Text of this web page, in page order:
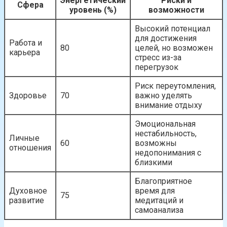
Сфера
уровень (%)
возможности
Работа и
карьера
80
Высокий потенциал
для достижения
целей, но возможен
стресс из-за
перегрузок
Здоровье 70
Риск переутомления,
важно уделять
внимание отдыху
Личные
отношения
60
Эмоциональная
нестабильность,
возможны
недопонимания с
близкими
Духовное
развитие
75
Благоприятное
время для
медитаций и
самоанализа